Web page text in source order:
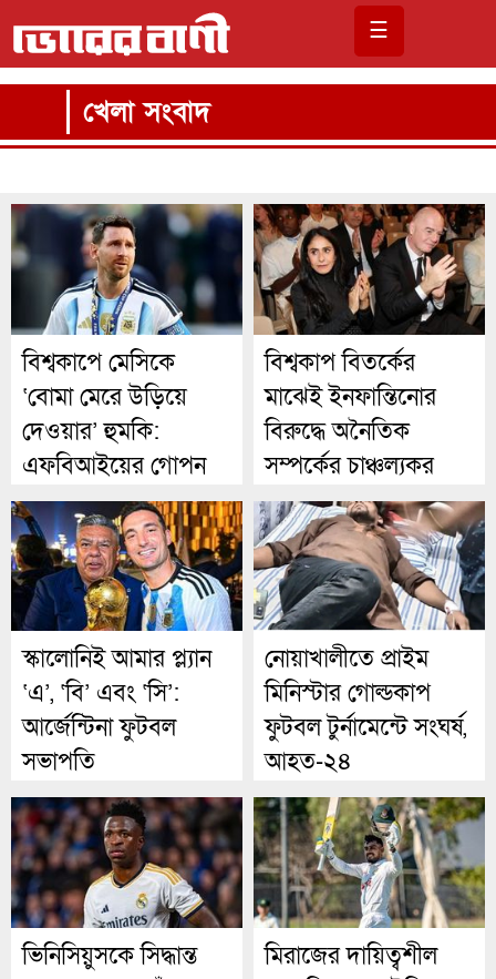
☰
খেলা সংবাদ
বিশ্বকাপে মেসিকে
‘বোমা মেরে উড়িয়ে
দেওয়ার’ হুমকি:
এফবিআইয়ের গোপন
নথি ফাঁস
বিশ্বকাপ বিতর্কের
মাঝেই ইনফান্তিনোর
বিরুদ্ধে অনৈতিক
সম্পর্কের চাঞ্চল্যকর
অভিযোগ
স্কালোনিই আমার প্ল্যান
‘এ’, ‘বি’ এবং ‘সি’:
আর্জেন্টিনা ফুটবল
সভাপতি
নোয়াখালীতে প্রাইম
মিনিস্টার গোল্ডকাপ
ফুটবল টুর্নামেন্টে সংঘর্ষ,
আহত-২৪
ভিনিসিয়ুসকে সিদ্ধান্ত
মিরাজের দায়িত্বশীল